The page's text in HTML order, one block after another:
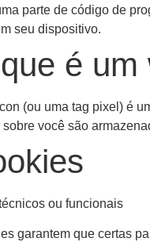
parte de código de
seu dispositivo.
é um
(ou uma tag pixel) é
você são
ou funcionais
garantem que certas